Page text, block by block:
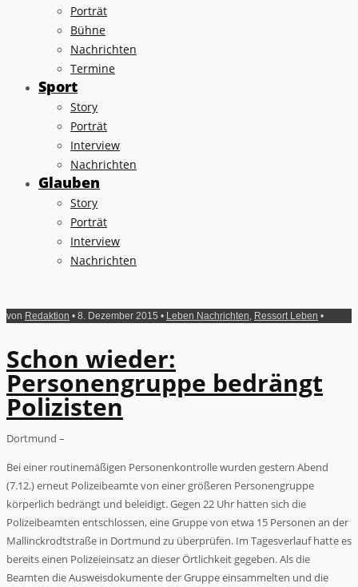
Porträt
Bühne
Nachrichten
Termine
Sport
Story
Porträt
Interview
Nachrichten
Glauben
Story
Porträt
Interview
Nachrichten
von Redaktion • 8. Dezember 2015 • Leben Nachrichten Ressort Leben •
Schon wieder:
Personengruppe bedrängt
Polizisten
Dortmund –
Bei einer routinemäßigen Personenkontrolle wurden gestern Abend
(7.12.) erneut Polizeibeamte von einer größeren Personengruppe
körperlich bedrängt und beleidigt. Gegen 22 Uhr hatten sich die
Polizeibeamten entschlossen, eine Gruppe von etwa 15 Personen an der
Mallinckrodtstraße in Dortmund zu überprüfen. Im Tagesverlauf hatte es
bereits einen Polizeieinsatz an dieser Örtlichkeit gegeben. Als die
Beamten die Ausweisdokumente der Gruppe einsammelten und die